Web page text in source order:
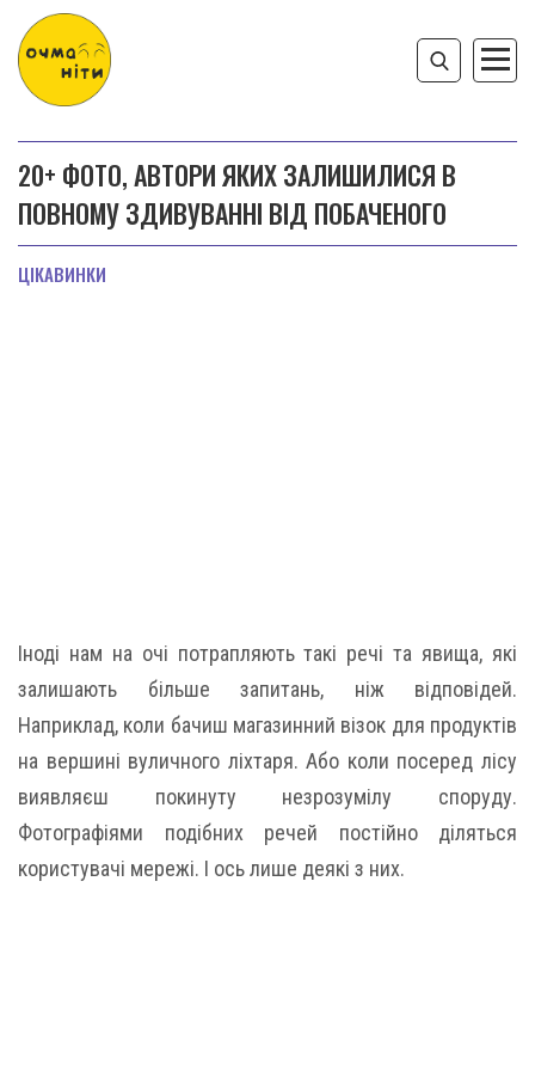
20+ ФОТО, АВТОРИ ЯКИХ ЗАЛИШИЛИСЯ В
ПОВНОМУ ЗДИВУВАННІ ВІД ПОБАЧЕНОГО
ЦІКАВИНКИ
Іноді нам на очі потрапляють такі речі та явища, які
залишають більше запитань, ніж відповідей.
Наприклад, коли бачиш магазинний візок для продуктів
на вершині вуличного ліхтаря. Або коли посеред лісу
виявляєш покинуту незрозумілу споруду.
Фотографіями подібних речей постійно діляться
користувачі мережі. І ось лише деякі з них.